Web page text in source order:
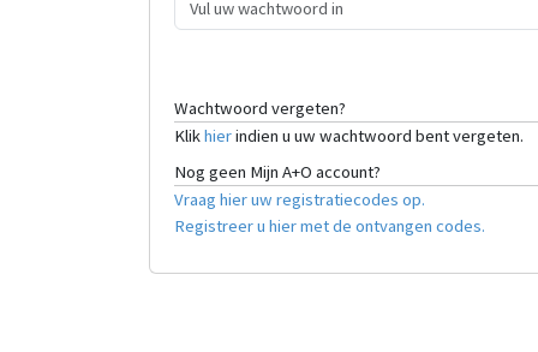
Wachtwoord vergeten?
Klikhierindien u uw wachtwoord bent vergeten.
Nog geen Mijn A+O account?
Vraag hier uw registratiecodes op.
Registreer u hier met de ontvangen codes.